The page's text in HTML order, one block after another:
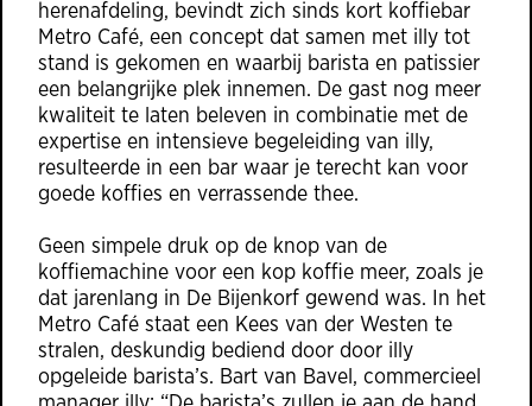
herenafdeling, bevindt zich sinds kort koffiebar
Metro Café, een concept dat samen met illy tot
stand is gekomen en waarbij barista en patissier
een belangrijke plek innemen. De gast nog meer
kwaliteit te laten beleven in combinatie met de
expertise en intensieve begeleiding van illy,
resulteerde in een bar waar je terecht kan voor
goede koffies en verrassende thee.
Geen simpele druk op de knop van de
koffiemachine voor een kop koffie meer, zoals je
dat jarenlang in De Bijenkorf gewend was. In het
Metro Café staat een Kees van der Westen te
stralen, deskundig bediend door door illy
opgeleide barista’s. Bart van Bavel, commercieel